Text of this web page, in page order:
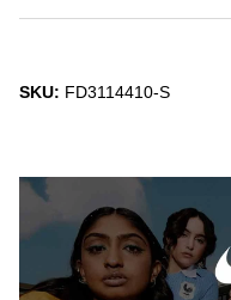
SKU: FD3114410-S